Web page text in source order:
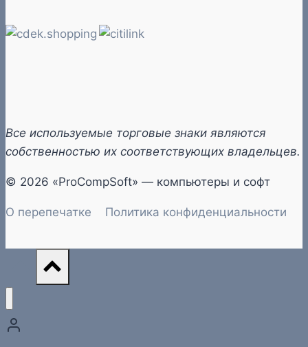
Все используемые торговые знаки являются
собственностью их соответствующих владельцев.
© 2026 «ProCompSoft» — компьютеры и софт
О перепечатке Политика конфиденциальности